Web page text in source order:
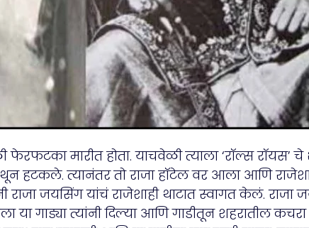
मारीत होता. याचवेळी त्याला ‘रॉल्स
हटकले. त्यानंतर तो राजा हॉटेल वर आला आणि
जयसिंग यांचं राजेशाही थाटात स्वागत केलं. राजा
गाड्या त्यांनी दिल्या आणि गाडीतून शहरातील